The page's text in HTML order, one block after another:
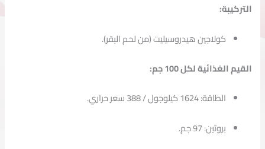
التركيبة:
كولاجينهيدروسيليت (منلحمالبقر).
القيمالغذائيةلكل100جم:
الطاقة:1624كيلوجول /388سعرحراري.
بروتين:97 جم.